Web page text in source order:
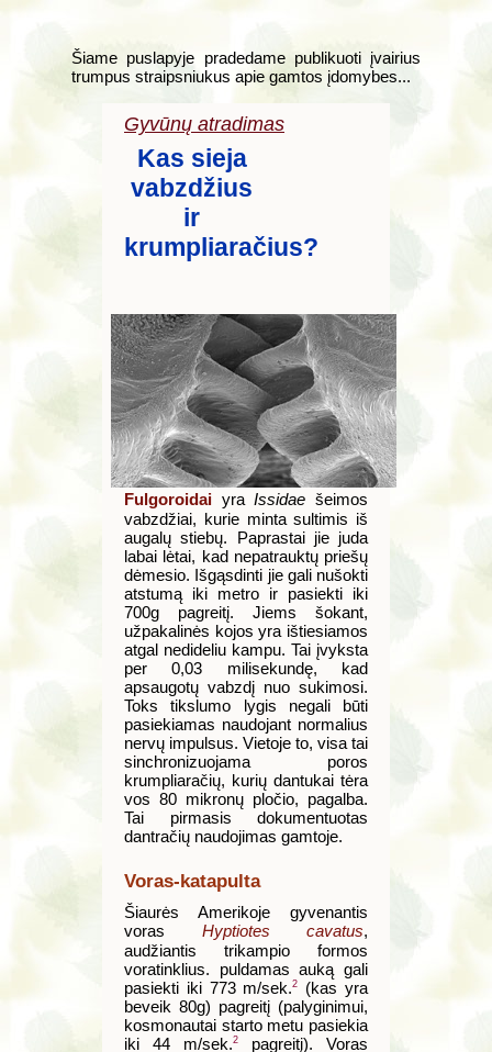
Šiame puslapyje pradedame publikuoti įvairius
trumpus straipsniukus apie gamtos įdomybes...
Gyvūnų atradimas
Kas sieja
vabzdžius
ir
krumpliaračius?
Fulgoroidai yraIssidae šeimos
vabzdžiai, kurie minta sultimis iš
augalų stiebų. Paprastai jie juda
labai lėtai, kad nepatrauktų priešų
dėmesio. Išgąsdinti jie gali nušokti
atstumą iki metro ir pasiekti iki
700g pagreitį. Jiems šokant,
užpakalinės kojos yra ištiesiamos
atgal nedideliu kampu. Tai įvyksta
per 0,03 milisekundę, kad
apsaugotų vabzdį nuo sukimosi.
Toks tikslumo lygis negali būti
pasiekiamas naudojant normalius
nervų impulsus. Vietoje to, visa tai
sinchronizuojama poros
krumpliaračių, kurių dantukai tėra
vos 80 mikronų pločio, pagalba.
Tai pirmasis dokumentuotas
dantračių naudojimas gamtoje.
Voras-katapulta
Šiaurės Amerikoje gyvenantis
voras Hyptiotes cavatus,
audžiantis trikampio formos
voratinklius. puldamas auką gali
pasiekti iki 773 m/sek.2
(kas yra
beveik 80g) pagreitį (palyginimui,
kosmonautai starto metu pasiekia
iki 44 m/sek.2
pagreitį). Voras